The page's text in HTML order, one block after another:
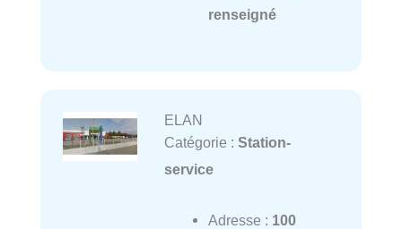
renseigné
ELAN
Catégorie : Station-
service
Adresse : 100